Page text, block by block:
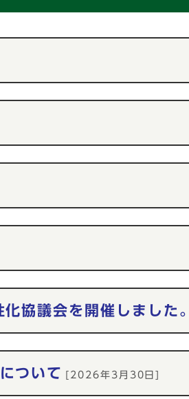
協議会を開催しました。
ついて [2026年3月30日]